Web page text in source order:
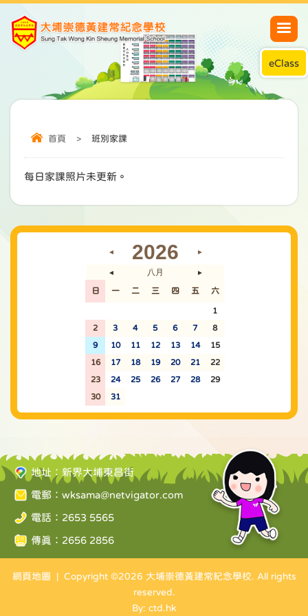
eClass
首頁 > 班別家課
每日家課照片未更新。
◄ 2026 ►
◄ 八月 ►
日 一 二 三 四 五 六
1
2 3 4 5 6 7 8
9 10 11 12 13 14 15
16 17 18 19 20 21 22
23 24 25 26 27 28 29
30 31
地址：新界大埔東昌街
電郵： wksama@netvigator.com
電話：2653 5565
傳真：2656 2856
網頁地圖 | Copyright ©2026 大埔崇德黃建常紀念學校. All rights
reserved.
By: ctd.hk